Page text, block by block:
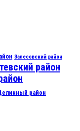
Залесовский район
район
район